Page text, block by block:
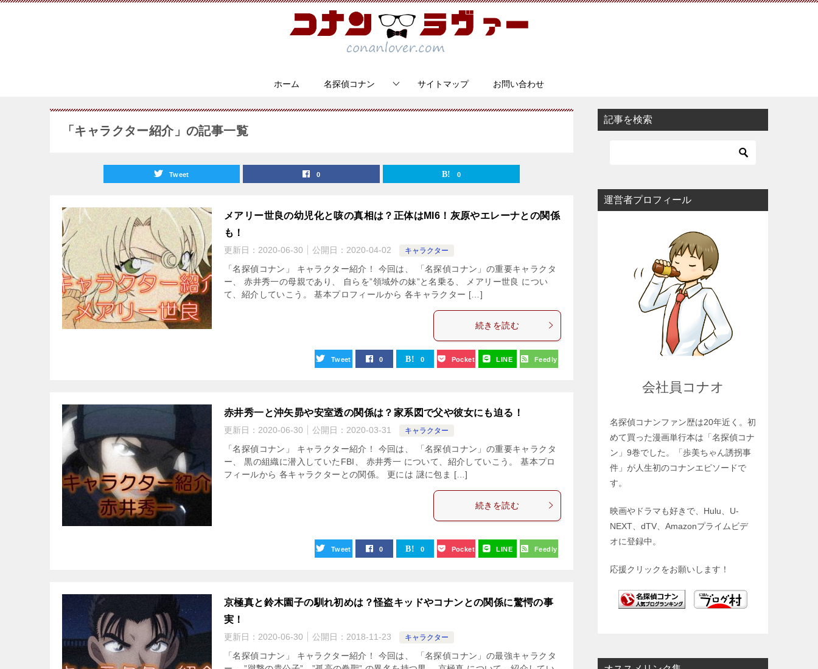
ホーム 名探偵コナン サイトマップ お問い合わせ
「キャラクター紹介」の記事一覧
Tweet 0 0
メアリー世良の幼児化と咳の真相は？正体はMI6！灰原やエレーナとの関係
も！
更新日： 2020-06-30 公開日： 2020-04-02 キャラクター
「名探偵コナン」 キャラクター紹介！ 今回は、 「名探偵コナン」の重要キャラクタ
ー、 赤井秀一の母親であり、 自らを”領域外の妹”と名乗る、 メアリー世良 につい
て、紹介していこう。 基本プロフィールから 各キャラクター […]
続きを読む
Tweet 0 0 Pocket LINE Feedly
赤井秀一と沖矢昴や安室透の関係は？家系図で父や彼女にも迫る！
更新日： 2020-06-30 公開日： 2020-03-31 キャラクター
「名探偵コナン」 キャラクター紹介！ 今回は、 「名探偵コナン」の重要キャラクタ
ー、 黒の組織に潜入していたFBI、 赤井秀一 について、紹介していこう。 基本プロ
フィールから 各キャラクターとの関係。 更には 謎に包ま […]
続きを読む
Tweet 0 0 Pocket LINE Feedly
京極真と鈴木園子の馴れ初めは？怪盗キッドやコナンとの関係に驚愕の事
実！
更新日： 2020-06-30 公開日： 2018-11-23 キャラクター
「名探偵コナン」 キャラクター紹介！ 今回は、 「名探偵コナン」の最強キャラクタ
記事を検索
運営者プロフィール
会社員コナオ
名探偵コナンファン歴は20年近く。初
めて買った漫画単行本は「名探偵コナ
ン」9巻でした。「歩美ちゃん誘拐事
件」が人生初のコナンエピソードで
す。
映画やドラマも好きで、Hulu、U-
NEXT、dTV、Amazonプライムビデ
オに登録中。
応援クリックをお願いします！